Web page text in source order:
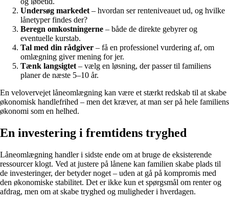
Undersøg markedet – hvordan ser renteniveauet ud, og hvilke
lånetyper findes der?
Beregn omkostningerne – både de direkte gebyrer og
eventuelle kurstab.
Tal med din rådgiver – få en professionel vurdering af, om
omlægning giver mening for jer.
Tænk langsigtet – vælg en løsning, der passer til familiens
planer de næste 5–10 år.
En velovervejet låneomlægning kan være et stærkt redskab til at skabe
økonomisk handlefrihed – men det kræver, at man ser på hele familiens
økonomi som en helhed.
En investering i fremtidens tryghed
Låneomlægning handler i sidste ende om at bruge de eksisterende
ressourcer klogt. Ved at justere på lånene kan familien skabe plads til
de investeringer, der betyder noget – uden at gå på kompromis med
den økonomiske stabilitet. Det er ikke kun et spørgsmål om renter og
afdrag, men om at skabe tryghed og muligheder i hverdagen.